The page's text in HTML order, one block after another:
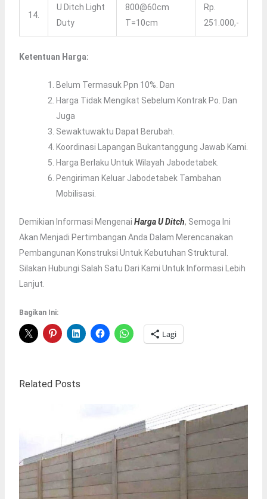
14.
U Ditch Light
Duty
800@60cm
T=10cm
Rp.
251.000,-
Ketentuan Harga:
Belum Termasuk Ppn 10%. Dan
Harga Tidak Mengikat Sebelum Kontrak Po. Dan
Juga
Sewaktuwaktu Dapat Berubah.
Koordinasi Lapangan Bukantanggung Jawab Kami.
Harga Berlaku Untuk Wilayah Jabodetabek.
Pengiriman Keluar Jabodetabek Tambahan
Mobilisasi.
Demikian Informasi Mengenai Harga U Ditch, Semoga Ini
Akan Menjadi Pertimbangan Anda Dalam Merencanakan
Pembangunan Konstruksi Untuk Kebutuhan Struktural.
Silakan Hubungi Salah Satu Dari Kami Untuk Informasi Lebih
Lanjut.
Bagikan Ini:
Lagi
Related Posts